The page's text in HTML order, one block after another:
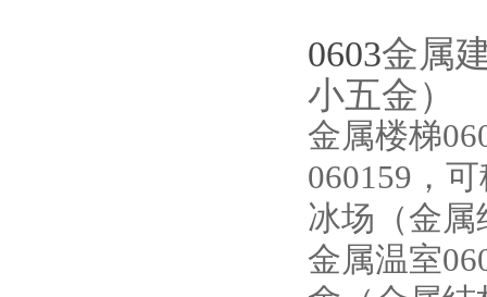
0603金属
小五金）
金属楼梯
060159，
冰场（金属
金属温室